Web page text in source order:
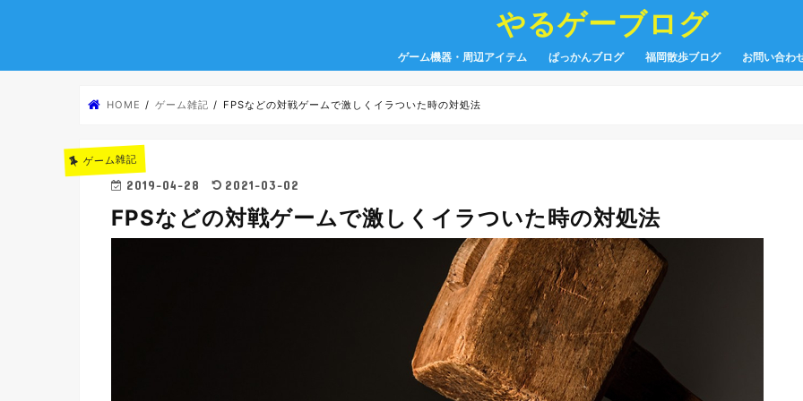
やるゲーブログ
ゲーム機器・周辺アイテム ぱっかんブログ 福岡散歩ブログ お問い合わ
HOME ゲーム雑記 FPSなどの対戦ゲームで激しくイラついた時の対処法
ゲーム雑記
2019-04-28 2021-03-02
FPSなどの対戦ゲームで激しくイラついた時の対処法